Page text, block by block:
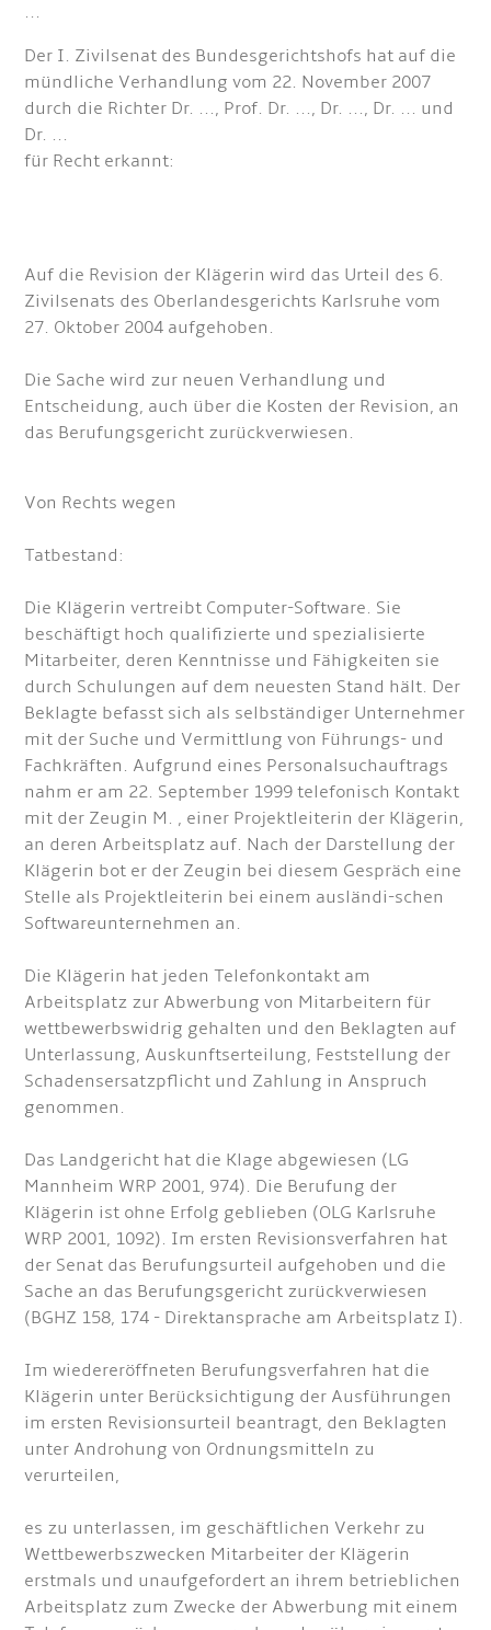
...
Der I. Zivilsenat des Bundesgerichtshofs hat auf die
mündliche Verhandlung vom 22. November 2007
durch die Richter Dr. ..., Prof. Dr. ..., Dr. ..., Dr. ... und
Dr. ...
für Recht erkannt:
Auf die Revision der Klägerin wird das Urteil des 6.
Zivilsenats des Oberlandesgerichts Karlsruhe vom
27. Oktober 2004 aufgehoben.
Die Sache wird zur neuen Verhandlung und
Entscheidung, auch über die Kosten der Revision, an
das Berufungsgericht zurückverwiesen.
Von Rechts wegen
Tatbestand:
Die Klägerin vertreibt Computer-Software. Sie
beschäftigt hoch qualifizierte und spezialisierte
Mitarbeiter, deren Kenntnisse und Fähigkeiten sie
durch Schulungen auf dem neuesten Stand hält. Der
Beklagte befasst sich als selbständiger Unternehmer
mit der Suche und Vermittlung von Führungs- und
Fachkräften. Aufgrund eines Personalsuchauftrags
nahm er am 22. September 1999 telefonisch Kontakt
mit der Zeugin M. , einer Projektleiterin der Klägerin,
an deren Arbeitsplatz auf. Nach der Darstellung der
Klägerin bot er der Zeugin bei diesem Gespräch eine
Stelle als Projektleiterin bei einem ausländi-schen
Softwareunternehmen an.
Die Klägerin hat jeden Telefonkontakt am
Arbeitsplatz zur Abwerbung von Mitarbeitern für
wettbewerbswidrig gehalten und den Beklagten auf
Unterlassung, Auskunftserteilung, Feststellung der
Schadensersatzpflicht und Zahlung in Anspruch
genommen.
Das Landgericht hat die Klage abgewiesen (LG
Mannheim WRP 2001, 974). Die Berufung der
Klägerin ist ohne Erfolg geblieben (OLG Karlsruhe
WRP 2001, 1092). Im ersten Revisionsverfahren hat
der Senat das Berufungsurteil aufgehoben und die
Sache an das Berufungsgericht zurückverwiesen
(BGHZ 158, 174 - Direktansprache am Arbeitsplatz I).
Im wiedereröffneten Berufungsverfahren hat die
Klägerin unter Berücksichtigung der Ausführungen
im ersten Revisionsurteil beantragt, den Beklagten
unter Androhung von Ordnungsmitteln zu
verurteilen,
es zu unterlassen, im geschäftlichen Verkehr zu
Wettbewerbszwecken Mitarbeiter der Klägerin
erstmals und unaufgefordert an ihrem betrieblichen
Arbeitsplatz zum Zwecke der Abwerbung mit einem